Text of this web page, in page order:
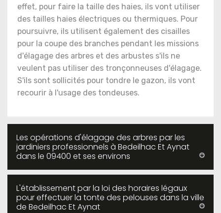
effet, pour faire la taille des haies, ils vont utiliser
des tailles haies électriques ou thermiques. Pour
poursuivre, ils utilisent également des cisailles
pour la coupe des branches pendant les missions
d'élagage des arbres et des arbustes s'ils ne
veulent pas utiliser des tronçonneuses d'élagage.
S'ils sont sollicités pour tondre le gazon, ils vont
recourir à l'usage des tondeuses.
Les opérations d'élagage des arbres par les
jardiniers professionnels à Bedeilhac Et Aynat
dans le 09400 et ses environs
L'établissement par la loi des horaires légaux
pour effectuer la tonte des pelouses dans la ville
de Bedeilhac Et Aynat